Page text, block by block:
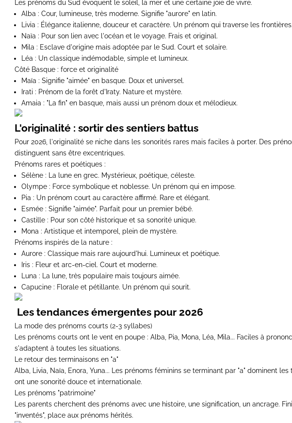
Les prénoms du Sud évoquent le soleil, la mer et une certaine joie de vivre.
Alba : Cour, lumineuse, très moderne. Signifie "aurore" en latin.
Livia : Élégance italienne, douceur et caractère. Un prénom qui traverse les frontières.
Naïa : Pour son lien avec l'océan et le voyage. Frais et original.
Mila : Esclave d'origine mais adoptée par le Sud. Court et solaire.
Léa : Un classique indémodable, simple et lumineux.
Côté Basque : force et originalité
Maïa : Signifie "aimée" en basque. Doux et universel.
Irati : Prénom de la forêt d'Iraty. Nature et mystère.
Amaia : "La fin" en basque, mais aussi un prénom doux et mélodieux.
L'originalité : sortir des sentiers battus
Pour 2026, l'originalité se niche dans les sonorités rares mais faciles à porter. Des
distinguent sans être excentriques.
Prénoms rares et poétiques :
Sélène : La lune en grec. Mystérieux, poétique, céleste.
Olympe : Force symbolique et noblesse. Un prénom qui en impose.
Pia : Un prénom court au caractère affirmé. Rare et élégant.
Esmée : Signifie "aimée". Parfait pour un premier bébé.
Castille : Pour son côté historique et sa sonorité unique.
Mona : Artistique et intemporel, plein de mystère.
Prénoms inspirés de la nature :
Aurore : Classique mais rare aujourd'hui. Lumineux et poétique.
Iris : Fleur et arc-en-ciel. Court et moderne.
Luna : La lune, très populaire mais toujours aimée.
Capucine : Florale et pétillante. Un prénom qui sourit.
Les tendances émergentes pour 2026
La mode des prénoms courts (2-3 syllabes)
Les prénoms courts ont le vent en poupe : Alba, Pia, Mona, Léa, Mila... Faciles à
s'adaptent à toutes les situations.
Le retour des terminaisons en "a"
Alba, Livia, Naïa, Enora, Yuna... Les prénoms féminins se terminant par "a" dominent les
ont une sonorité douce et internationale.
Les prénoms "patrimoine"
Les parents cherchent des prénoms avec une histoire, une signification, un ancrage.
"inventés", place aux prénoms hérités.